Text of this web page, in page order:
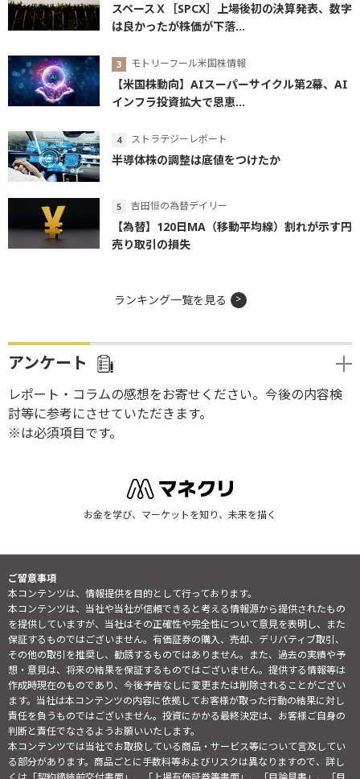
スペースＸ［SPCX］上場後初の決算発表、数字
は良かったが株価が下落...
モトリーフール米国株情報
【米国株動向】AIスーパーサイクル第2幕、AI
インフラ投資拡大で恩恵...
ストラテジーレポート
半導体株の調整は底値をつけたか
吉田恒の為替デイリー
【為替】120日MA（移動平均線）割れが示す円
売り取引の損失
ランキング一覧を見る
アンケート
レポート・コラムの感想をお寄せください。今後の内容検
討等に参考にさせていただきます。
※は必須項目です。
お金を学び、マーケットを知り、未来を描く
ご留意事項
本コンテンツは、情報提供を目的として行っております。
本コンテンツは、当社や当社が信頼できると考える情報源から提供されたもの
を提供していますが、当社はその正確性や完全性について意見を表明し、また
保証するものではございません。有価証券の購入、売却、デリバティブ取引、
その他の取引を推奨し、勧誘するものではありません。また、過去の実績や予
想・意見は、将来の結果を保証するものではございません。提供する情報等は
作成時現在のものであり、今後予告なしに変更または削除されることがござい
ます。当社は本コンテンツの内容に依拠してお客様が取った行動の結果に対し
責任を負うものではございません。投資にかかる最終決定は、お客様ご自身の
判断と責任でなさるようお願いいたします。
本コンテンツでは当社でお取扱している商品・サービス等について言及してい
る部分があります。商品ごとに手数料等およびリスクは異なりますので、詳し